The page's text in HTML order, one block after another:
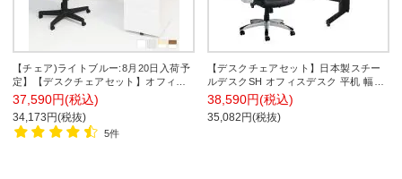
【チェア)ライトブルー:8月20日入荷予
定】【デスクチェアセット】オフィス
デスク 事務机 スチールデスク 平机
1200×700 + オフィスワゴン + メッシュ
チェア チャットチェア セット
37,590円(税込)
34,173円(税抜)
5件
【デスクチェアセット】日本製スチー
ルデスクSH オフィスデスク 平机 幅
1200×奥行700×高さ700mm + 社長椅子
レクアス
38,590円(税込)
35,082円(税抜)